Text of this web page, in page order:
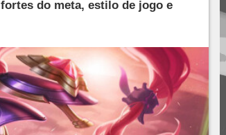
do meta, estilo de jogo e